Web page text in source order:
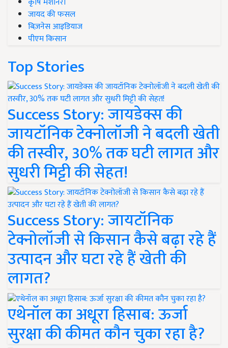
जायद की फसल
बिज़नेस आइडियाज
पीएम किसान
Top Stories
Success Story: जायडेक्स की
जायटॉनिक टेक्नोलॉजी ने बदली खेती
की तस्वीर, 30% तक घटी लागत और
सुधरी मिट्टी की सेहत!
Success Story: जायटॉनिक
टेक्नोलॉजी से किसान कैसे बढ़ा रहे हैं
उत्पादन और घटा रहे हैं खेती की
लागत?
एथेनॉल का अधूरा हिसाब: ऊर्जा
सुरक्षा की कीमत कौन चुका रहा है?